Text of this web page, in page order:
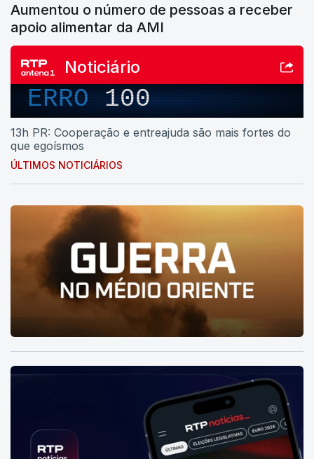
Aumentou o número de pessoas a receber
apoio alimentar da AMI
Noticiário
ERRO 100
13h PR: Cooperação e entreajuda são mais fortes do
que egoísmos
ÚLTIMOS NOTICIÁRIOS